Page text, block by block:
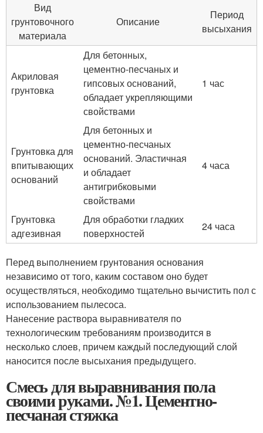
Вид
грунтовочного
материала
Описание
Период
высыхания
Акриловая
грунтовка
Для бетонных,
цементно-песчаных и
гипсовых оснований,
обладает укрепляющими
свойствами
1 час
Грунтовка для
впитывающих
оснований
Для бетонных и
цементно-песчаных
оснований. Эластичная
и обладает
антигрибковыми
свойствами
4 часа
Грунтовка
адгезивная
Для обработки гладких
поверхностей
24 часа
Перед выполнением грунтования основания
независимо от того, каким составом оно будет
осуществляться, необходимо тщательно вычистить пол с
использованием пылесоса.
Нанесение раствора выравнивателя по
технологическим требованиям производится в
несколько слоев, причем каждый последующий слой
наносится после высыхания предыдущего.
Смесь для выравнивания пола
своими руками. №1. Цементно-
песчаная стяжка